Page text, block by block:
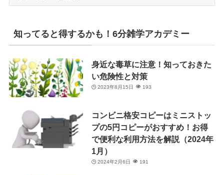
リ
ー
知ってると得するかも！6分雑学アカデミー
身近な毒草に注意！知っておきた
い危険性と対策
2023年8月15日 193
コンビニ格安コピーはミニストッ
プの5円コピーがおすすめ！お得
で便利な利用方法を解説（2024年
1月）
2024年2月6日 191